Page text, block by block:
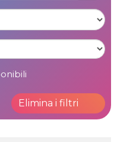
Elimina i filtri